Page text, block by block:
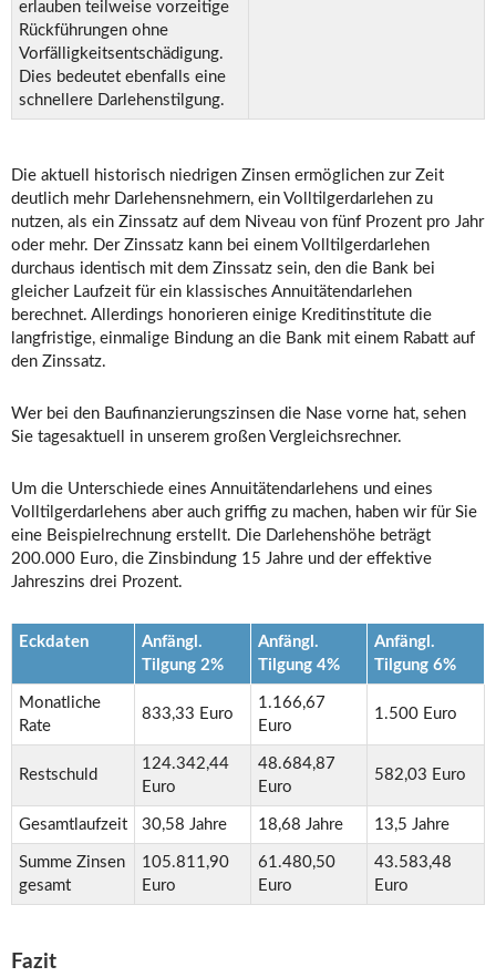
erlauben teilweise vorzeitige
Rückführungen ohne
Vorfälligkeitsentschädigung.
Dies bedeutet ebenfalls eine
schnellere Darlehenstilgung.
Die aktuell historisch niedrigen Zinsen ermöglichen zur Zeit
deutlich mehr Darlehensnehmern, ein Volltilgerdarlehen zu
nutzen, als ein Zinssatz auf dem Niveau von fünf Prozent pro Jahr
oder mehr. Der Zinssatz kann bei einem Volltilgerdarlehen
durchaus identisch mit dem Zinssatz sein, den die Bank bei
gleicher Laufzeit für ein klassisches Annuitätendarlehen
berechnet. Allerdings honorieren einige Kreditinstitute die
langfristige, einmalige Bindung an die Bank mit einem Rabatt auf
den Zinssatz.
Wer bei den Baufinanzierungszinsen die Nase vorne hat, sehen
Sie tagesaktuell in unserem großen Vergleichsrechner.
Um die Unterschiede eines Annuitätendarlehens und eines
Volltilgerdarlehens aber auch griffig zu machen, haben wir für Sie
eine Beispielrechnung erstellt. Die Darlehenshöhe beträgt
200.000 Euro, die Zinsbindung 15 Jahre und der effektive
Jahreszins drei Prozent.
Eckdaten
Anfängl.
Tilgung 2%
Anfängl.
Tilgung 4%
Anfängl.
Tilgung 6%
Monatliche
Rate
833,33 Euro
1.166,67
Euro
1.500 Euro
Restschuld
124.342,44
Euro
48.684,87
Euro
582,03 Euro
Gesamtlaufzeit 30,58 Jahre 18,68 Jahre 13,5 Jahre
Summe Zinsen
gesamt
105.811,90
Euro
61.480,50
Euro
43.583,48
Euro
Fazit